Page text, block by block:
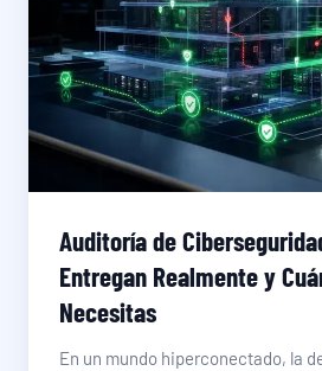
Auditoría de
Entregan Realmente y
Necesitas
En un mundo hiperconectado, la